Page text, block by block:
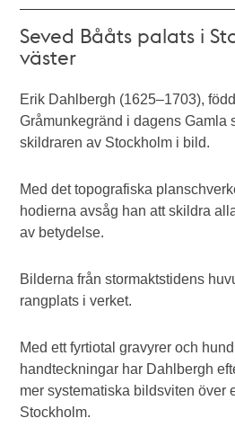
Seved Bååts palats i
väster
Erik Dahlbergh (1625–1703),
Gråmunkegränd i dagens Gamla
skildraren av Stockholm i bild.
Med det topografiska
hodierna avsåg han att skildra
av betydelse.
Bilderna från stormaktstidens
rangplats i verket.
Med ett fyrtiotal gravyrer och
handteckningar har Dahlbergh
mer systematiska bildsviten över
Stockholm.